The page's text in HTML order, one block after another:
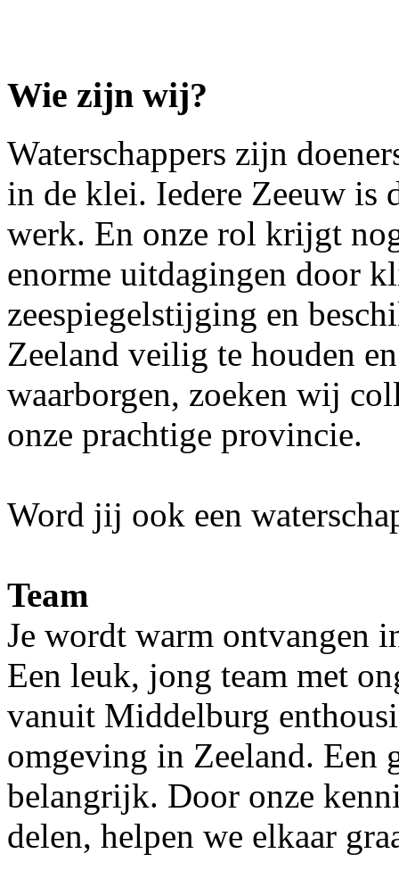
Wie zijn wij?
Waterschappers zijn
in de klei. Iedere Zeeuw is
werk. En onze rol krijgt
enorme uitdagingen door
zeespiegelstijging en
Zeeland veilig te houden
waarborgen, zoeken wij
onze prachtige provincie.
Word jij ook een
Team
Je wordt warm ontvangen
Een leuk, jong team met
vanuit Middelburg
omgeving in Zeeland. Een
belangrijk. Door onze
delen, helpen we elkaar